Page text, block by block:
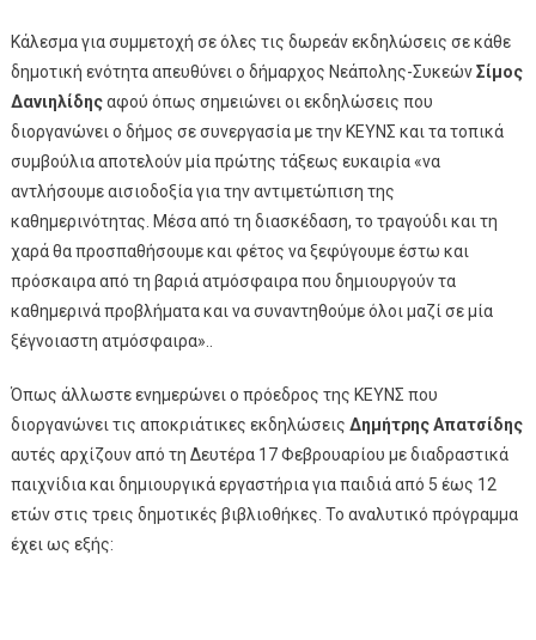
Κάλεσμα για συμμετοχή σε όλες τις δωρεάν εκδηλώσεις σε κάθε
δημοτική ενότητα απευθύνει ο δήμαρχος Νεάπολης-ΣυκεώνΣίμος
Δανιηλίδηςαφού όπως σημειώνει οι εκδηλώσεις που
διοργανώνει ο δήμος σε συνεργασία με την ΚΕΥΝΣ και τα τοπικά
συμβούλια αποτελούν μία πρώτης τάξεως ευκαιρία «να
αντλήσουμε αισιοδοξία για την αντιμετώπιση της
καθημερινότητας. Μέσα από τη διασκέδαση, το τραγούδι και τη
χαρά θα προσπαθήσουμε και φέτος να ξεφύγουμε έστω και
πρόσκαιρα από τη βαριά ατμόσφαιρα που δημιουργούν τα
καθημερινά προβλήματα και να συναντηθούμε όλοι μαζί σε μία
ξέγνοιαστη ατμόσφαιρα»..
Όπως άλλωστε ενημερώνει ο πρόεδρος της ΚΕΥΝΣ που
διοργανώνει τις αποκριάτικες εκδηλώσεις Δημήτρης Απατσίδης
αυτές αρχίζουν από τη Δευτέρα 17 Φεβρουαρίου με διαδραστικά
παιχνίδια και δημιουργικά εργαστήρια για παιδιά από 5 έως 12
ετών στις τρεις δημοτικές βιβλιοθήκες. Το αναλυτικό πρόγραμμα
έχει ως εξής: